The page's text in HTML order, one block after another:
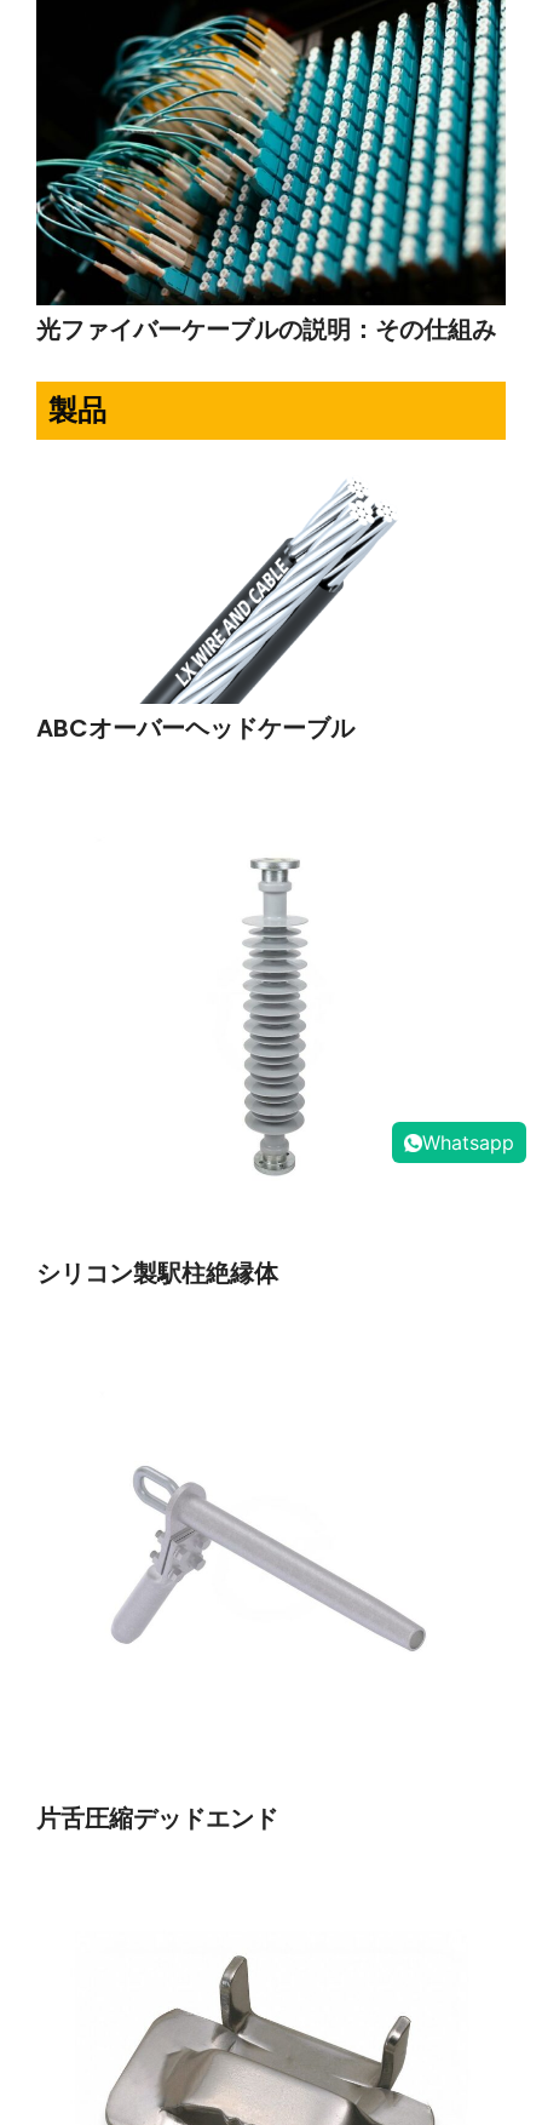
光ファイバーケーブルの説明：その仕組み
製品
ABCオーバーヘッドケーブル
シリコン製駅柱絶縁体
片舌圧縮デッドエンド
Whatsapp